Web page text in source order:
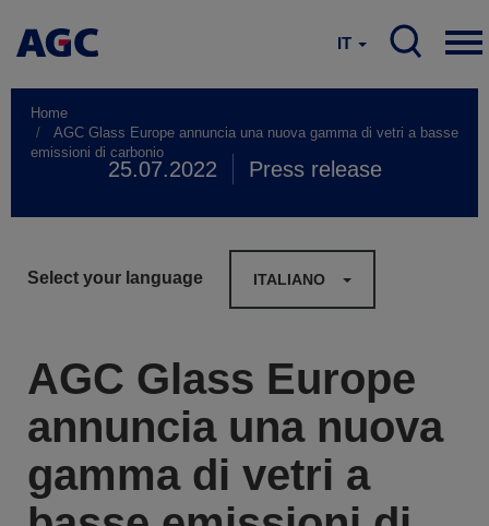
IT
Home
AGC Glass Europe annuncia una nuova gamma di vetri a basse
emissioni di carbonio
25.07.2022 Press release
Select your language ITALIANO
AGC Glass Europe
annuncia una nuova
gamma di vetri a